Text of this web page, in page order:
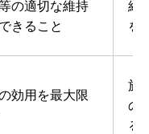
の適切な維持
きること
経
を
効用を最大限
施
の
る